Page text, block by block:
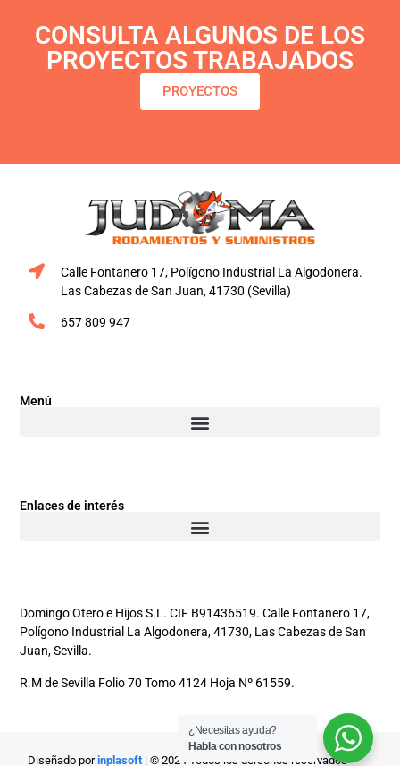
CONSULTA ALGUNOS DE LOS
PROYECTOS TRABAJADOS
PROYECTOS
Calle Fontanero 17, Polígono Industrial La Algodonera.
Las Cabezas de San Juan, 41730 (Sevilla)
657 809 947
Menú
Enlaces de interés
Domingo Otero e Hijos S.L. CIF B91436519. Calle Fontanero 17,
Polígono Industrial La Algodonera, 41730, Las Cabezas de San
Juan, Sevilla.
R.M de Sevilla Folio 70 Tomo 4124 Hoja Nº 61559.
Diseñado porinplasoft | © 2024 Todos los derechos reservados
¿Necesitas ayuda?
Habla con nosotros